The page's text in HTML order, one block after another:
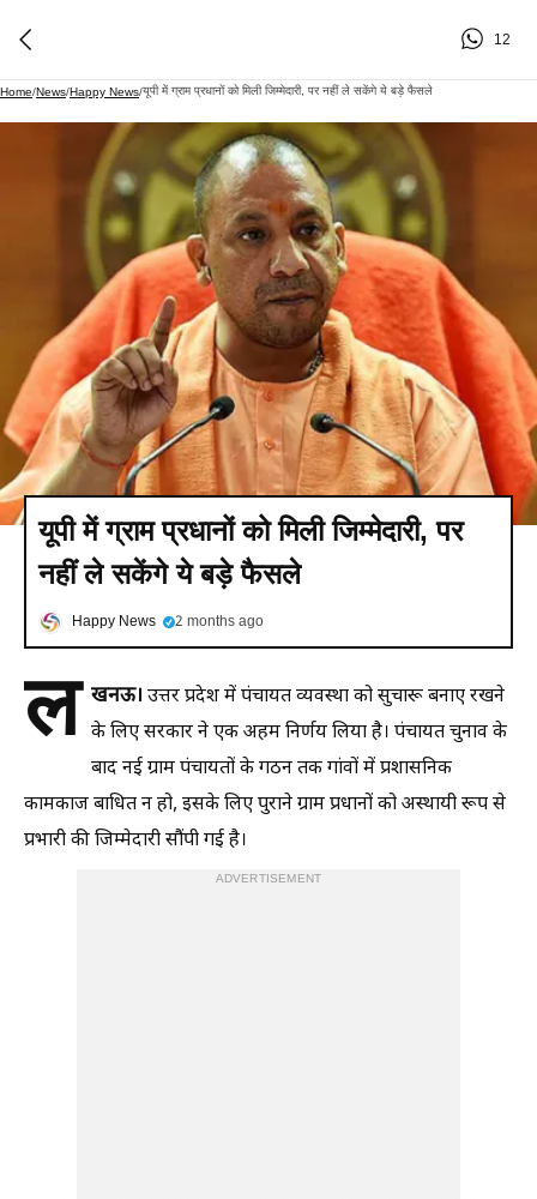
12
Home/News/Happy News/यूपी में ग्राम प्रधानों को मिली जिम्मेदारी, पर नहीं ले सकेंगे ये बड़े फैसले
यूपी में ग्राम प्रधानों को मिली जिम्मेदारी, पर
नहीं ले सकेंगे ये बड़े फैसले
Happy News 2 months ago
ल खनऊ। उत्तर प्रदेश में पंचायत व्यवस्था को सुचारू बनाए रखने
के लिए सरकार ने एक अहम निर्णय लिया है। पंचायत चुनाव के
बाद नई ग्राम पंचायतों के गठन तक गांवों में प्रशासनिक
कामकाज बाधित न हो, इसके लिए पुराने ग्राम प्रधानों को अस्थायी रूप से
प्रभारी की जिम्मेदारी सौंपी गई है।
ADVERTISEMENT